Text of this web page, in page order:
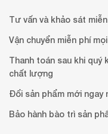
Tư vấn và khảo sát
Vận chuyển miễn phí
Thanh toán sau khi quý
chất lượng
Đổi sản phẩm mới ngay
Bảo hành bào trì sản